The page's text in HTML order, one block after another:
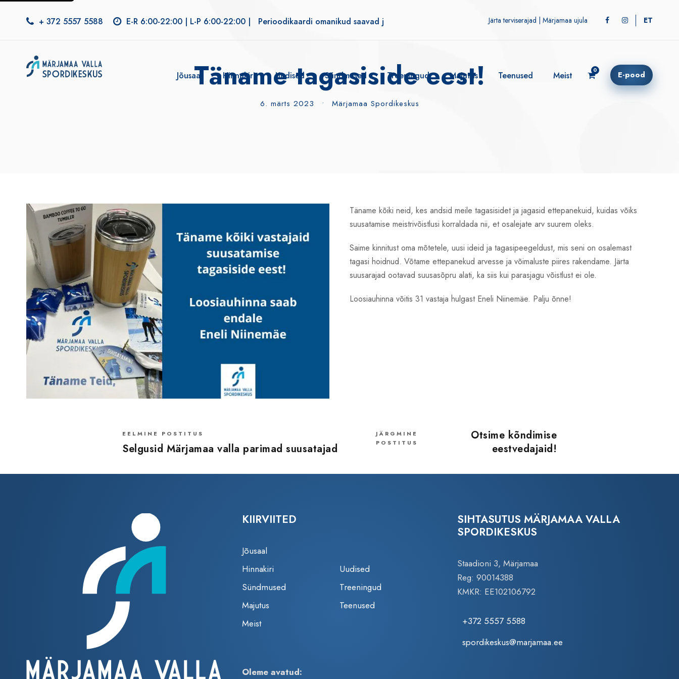
+ 372 5557 5588 E-R 6:00-22:00 | L-P 6:00-22:00 | Perioodikaardi omanikud saavad jõusaali alates kell 6:00! Järta terviserajad Märjamaa ujula ET
Jõusaal Hinnakiri Uudised Sündmused Treeningud Majutus Teenused Meist 0 E-pood
Täname tagasiside eest!
6. märts 2023 • Märjamaa Spordikeskus
Täname kõiki neid, kes andsid meile tagasisidet ja jagasid ettepanekuid, kuidas võiks
suusatamise meistrivõistlusi korraldada nii, et osalejate arv suurem oleks.
Saime kinnitust oma mõtetele, uusi ideid ja tagasipeegeldust, mis seni on osalemast
tagasi hoidnud. Võtame ettepanekud arvesse ja võimaluste piires rakendame. Järta
suusarajad ootavad suusasõpru alati, ka siis kui parasjagu võistlust ei ole.
Loosiauhinna võitis 31 vastaja hulgast Eneli Niinemäe. Palju õnne!
EELMINE POSTITUS
Selgusid Märjamaa valla parimad suusatajad
JÄRGMINE
POSTITUS
Otsime kõndimise
eestvedajaid!
KIIRVIITED
Jõusaal
Hinnakiri
Uudised
Sündmused
Treeningud
Majutus
Teenused
Meist
Oleme avatud:
SIHTASUTUS MÄRJAMAA VALLA
SPORDIKESKUS
Staadioni 3, Märjamaa
Reg: 90014388
KMKR: EE102106792
+372 5557 5588
spordikeskus@marjamaa.ee